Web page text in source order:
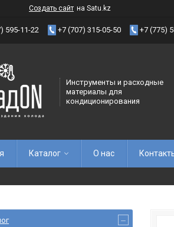
Создать сайт на Satu.kz
595-11-22 +7 (707) 315-05-50 +7 (775)
Инструменты и расходные
материалы для
кондиционирования
Каталог О нас